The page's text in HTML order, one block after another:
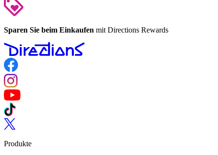
Sparen Sie beim Einkaufen mit Directions Rewards
Follow us on Facebook
Follow us on Instagram
Follow us on YouTube
Follow us on TikTok
Follow us on Twitter
Produkte